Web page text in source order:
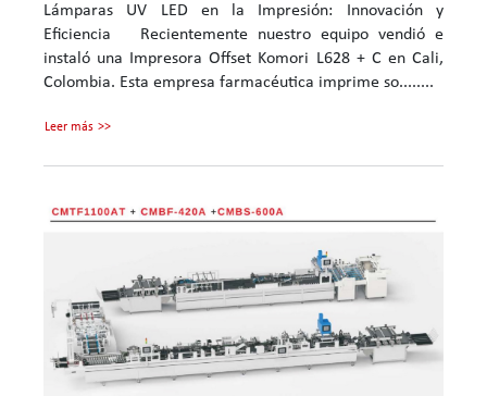
Lámparas UV LED en la Impresión: Innovación y
Eficiencia Recientemente nuestro equipo vendió e
instaló una Impresora Offset Komori L628 + C en Cali,
Colombia. Esta empresa farmacéutica imprime so........
Leer más